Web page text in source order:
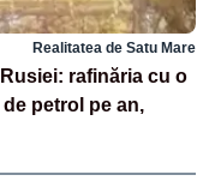
Realitatea de Satu Mare
rafinăria cu o
petrol pe an,